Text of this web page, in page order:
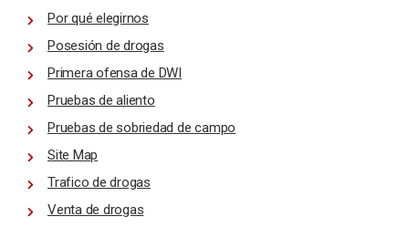
Por qué elegirnos
Posesión de drogas
Primera ofensa de DWI
Pruebas de aliento
Pruebas de sobriedad de campo
Site Map
Trafico de drogas
Venta de drogas